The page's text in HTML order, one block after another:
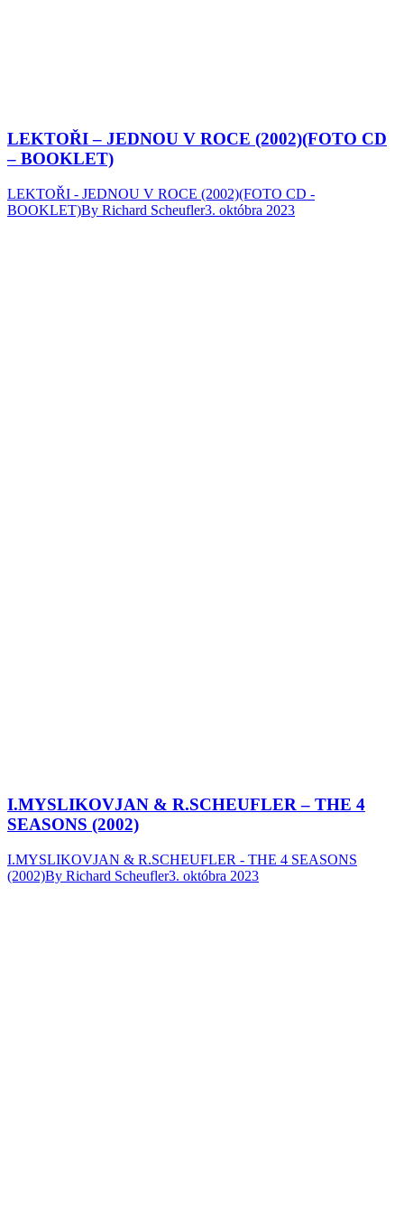
LEKTOŘI – JEDNOU V ROCE (2002)(FOTO CD
– BOOKLET)
LEKTOŘI - JEDNOU V ROCE (2002)(FOTO CD -
BOOKLET)By Richard Scheufler3. októbra 2023
I.MYSLIKOVJAN & R.SCHEUFLER – THE 4
SEASONS (2002)
I.MYSLIKOVJAN & R.SCHEUFLER - THE 4 SEASONS
(2002)By Richard Scheufler3. októbra 2023